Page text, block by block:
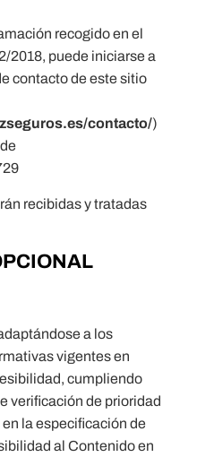
recogido en el
2018, puede iniciarse a
contacto de este sitio
contacto/)
recibidas y tratadas
a los
vigentes en
cumpliendo
verificación de prioridad
la especificación de
al Contenido en